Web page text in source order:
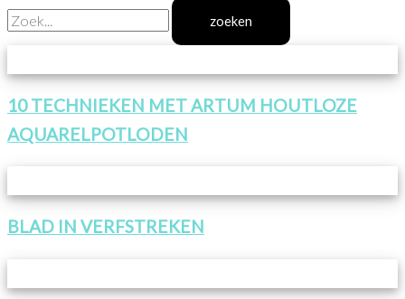
Zoek
10 TECHNIEKEN MET ARTUM HOUTLOZE
AQUARELPOTLODEN
BLAD IN VERFSTREKEN